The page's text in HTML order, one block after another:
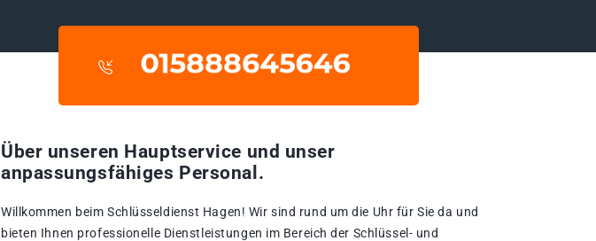
Über unseren Hauptservice und unser
anpassungsfähiges Personal.
Willkommen beim Schlüsseldienst Hagen!​ Wir sind rund um die Uhr für Sie da und
bieten Ihnen professionelle Dienstleistungen im Bereich der Schlüssel- und